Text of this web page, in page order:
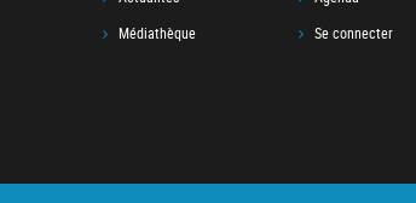
Médiathèque
Se connecter